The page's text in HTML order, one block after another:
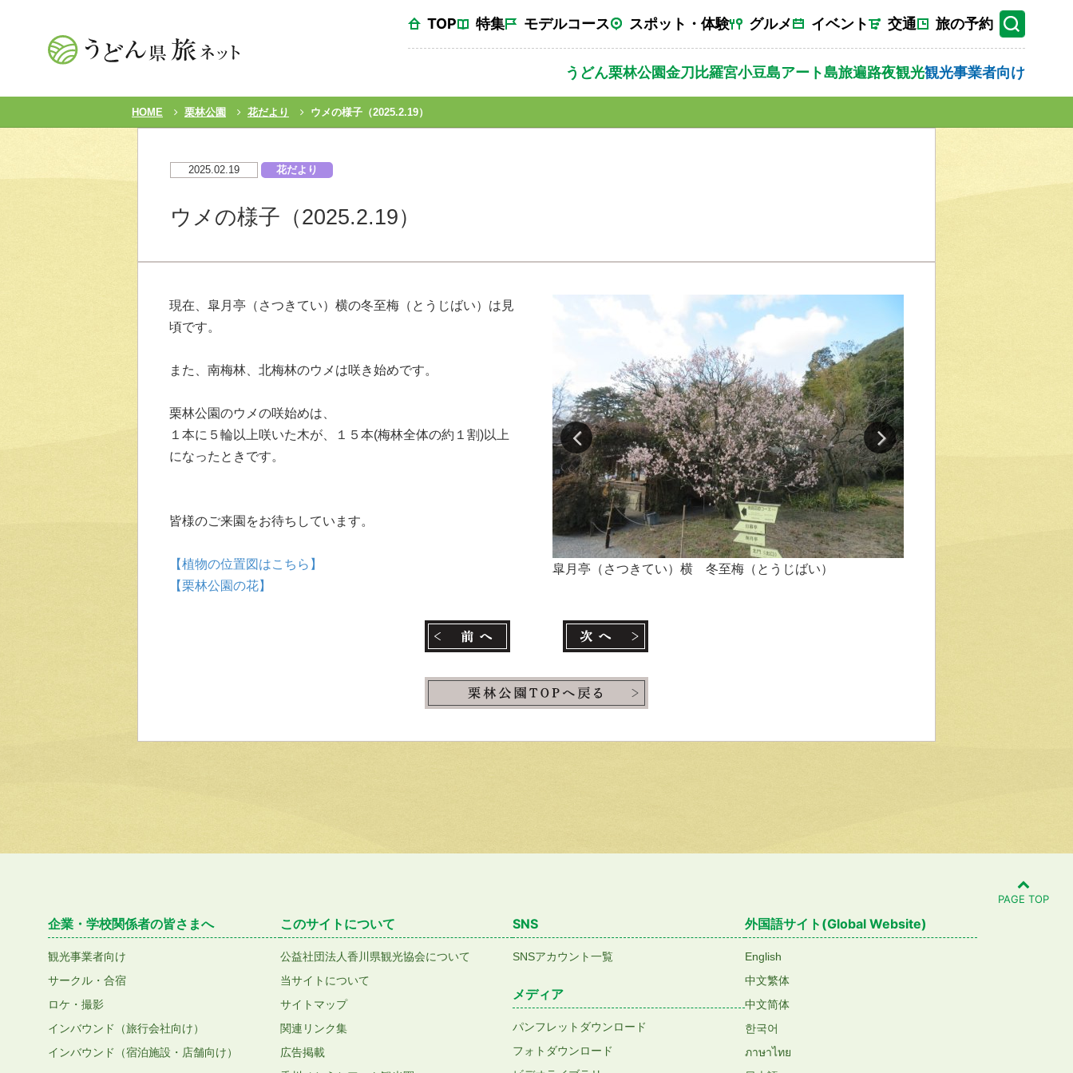
TOP 特集 モデルコース スポット・体験 グルメ イベント 交通 旅の予約
うどん栗林公園金刀比羅宮小豆島アート島旅遍路夜観光観光事業者向け
HOME 栗林公園 花だより ウメの様子（2025.2.19）
2025.02.19 花だより
ウメの様子（2025.2.19）
現在、皐月亭（さつきてい）横の冬至梅（とうじばい）は見
頃です。
また、南梅林、北梅林のウメは咲き始めです。
栗林公園のウメの咲始めは、
１本に５輪以上咲いた木が、１５本(梅林全体の約１割)以上
になったときです。
皆様のご来園をお待ちしています。
【植物の位置図はこちら】
【栗林公園の花】
皐月亭（さつきてい）横 冬至梅（とうじばい）
PAGE TOP
企業・学校関係者の皆さまへ
観光事業者向け
サークル・合宿
ロケ・撮影
インバウンド（旅行会社向け）
インバウンド（宿泊施設・店舗向け）
このサイトについて
公益社団法人香川県観光協会について
当サイトについて
サイトマップ
関連リンク集
広告掲載
SNS
SNSアカウント一覧
メディア
パンフレットダウンロード
フォトダウンロード
外国語サイト(Global Website)
English
中文繁体
中文简体
한국어
ภาษาไทย